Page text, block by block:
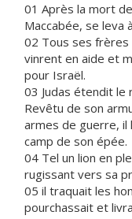
01 Après la mort
Maccabée, se leva
02 Tous ses
vinrent en aide et
pour Israël.
03 Judas étendit le
Revêtu de son
armes de guerre,
camp de son épée.
04 Tel un lion en
rugissant vers sa
05 il traquait les
pourchassait et